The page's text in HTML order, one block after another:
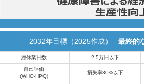
2032年目標（2025作成） 最終的な
総休業日数 2.5万日以下
自己評価
(WHO-HPQ)
損失率30%以下